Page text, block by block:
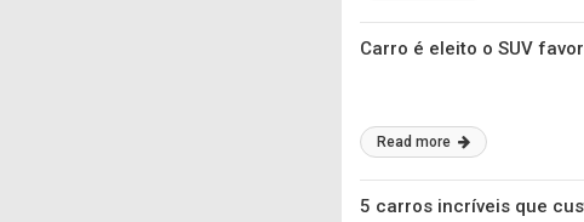
Carro é eleito o SUV
Read more
5 carros incríveis que